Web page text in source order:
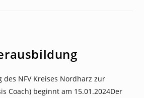
NFV Kreises Nordharz zur
Coach) beginnt am 15.01.2024Der